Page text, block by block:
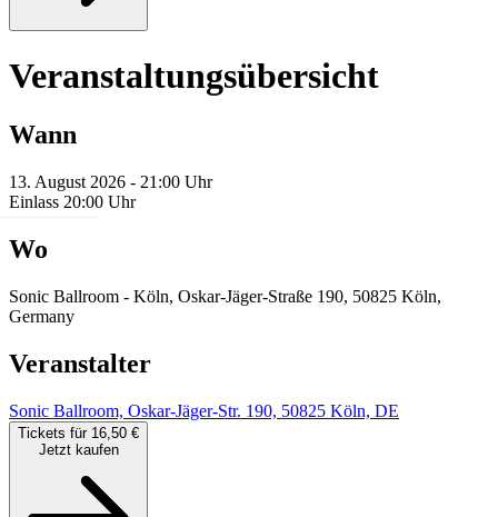
Veranstaltungsübersicht
Wann
13. August 2026 - 21:00 Uhr
Einlass 20:00 Uhr
Wo
Sonic Ballroom - Köln, Oskar-Jäger-Straße 190, 50825 Köln,
Germany
Veranstalter
Sonic Ballroom, Oskar-Jäger-Str. 190, 50825 Köln, DE
Tickets für 16,50 €
Jetzt kaufen